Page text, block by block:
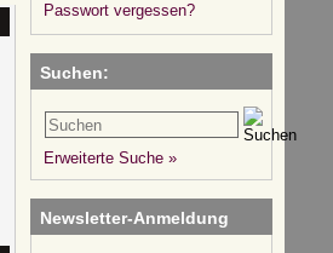
Passwort vergessen?
Suchen:
Erweiterte Suche »
Newsletter-Anmeldung